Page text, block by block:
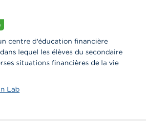
centre d'éducation financière
lequel les élèves du secondaire
situations financières de la vie
Lab